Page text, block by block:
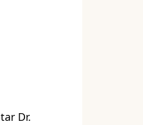
Dr.